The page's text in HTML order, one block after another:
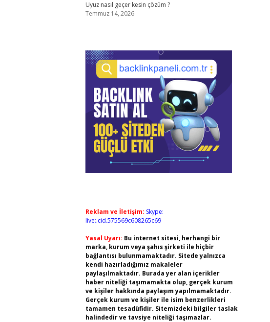
Uyuz nasıl geçer kesin çözüm ?
Temmuz 14, 2026
Reklam ve İletişim: Skype:
live:.cid.575569c608265c69
Yasal Uyarı: Bu internet sitesi, herhangi bir
marka, kurum veya şahıs şirketi ile hiçbir
bağlantısı bulunmamaktadır. Sitede yalnızca
kendi hazırladığımız makaleler
paylaşılmaktadır. Burada yer alan içerikler
haber niteliği taşımamakta olup, gerçek kurum
ve kişiler hakkında paylaşım yapılmamaktadır.
Gerçek kurum ve kişiler ile isim benzerlikleri
tamamen tesadüfidir. Sitemizdeki bilgiler taslak
halindedir ve tavsiye niteliği taşımazlar.